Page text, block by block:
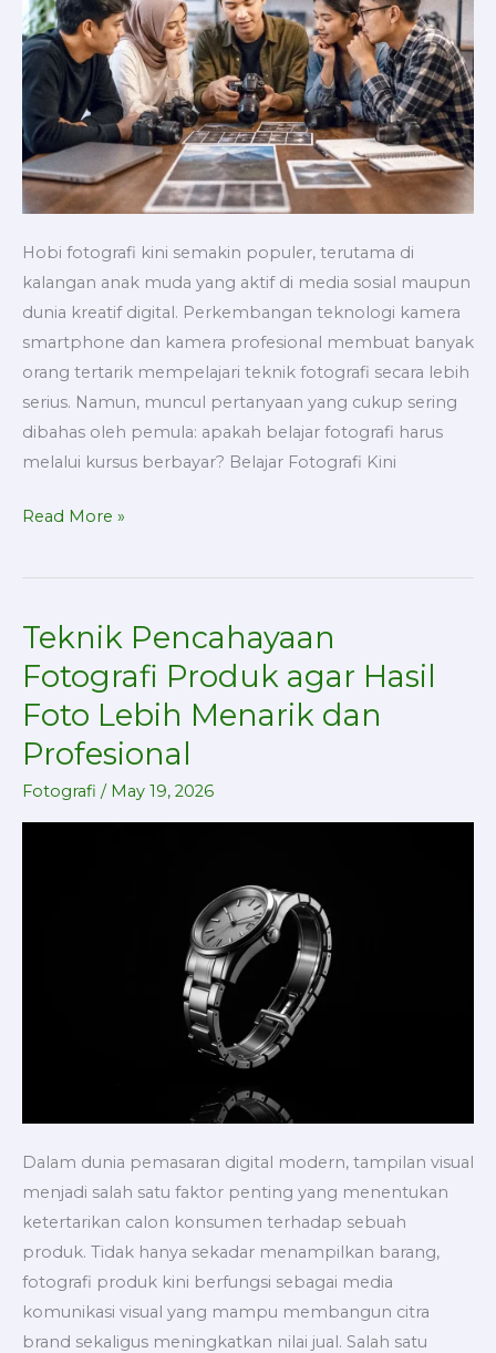
Hobi fotografi kini semakin populer, terutama di
kalangan anak muda yang aktif di media sosial maupun
dunia kreatif digital. Perkembangan teknologi kamera
smartphone dan kamera profesional membuat banyak
orang tertarik mempelajari teknik fotografi secara lebih
serius. Namun, muncul pertanyaan yang cukup sering
dibahas oleh pemula: apakah belajar fotografi harus
melalui kursus berbayar? Belajar Fotografi Kini
Read More »
Teknik Pencahayaan
Fotografi Produk agar Hasil
Foto Lebih Menarik dan
Profesional
Fotografi / May 19, 2026
Dalam dunia pemasaran digital modern, tampilan visual
menjadi salah satu faktor penting yang menentukan
ketertarikan calon konsumen terhadap sebuah
produk. Tidak hanya sekadar menampilkan barang,
fotografi produk kini berfungsi sebagai media
komunikasi visual yang mampu membangun citra
brand sekaligus meningkatkan nilai jual. Salah satu
Teknik
Pencahayaan
Fotografi
Produk
agar
Hasil